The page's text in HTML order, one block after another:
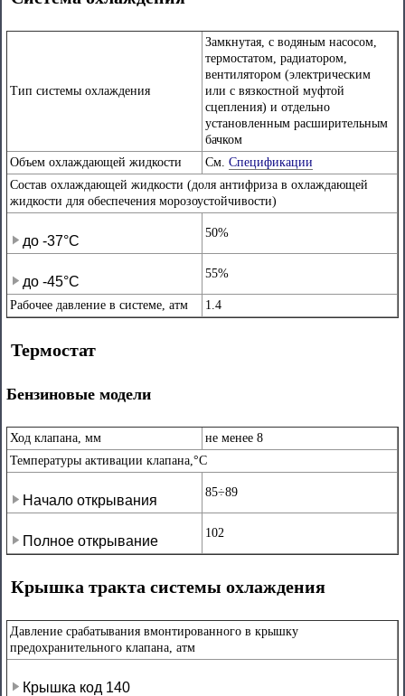
Тип системы охлаждения
Замкнутая, с водяным насосом,
термостатом, радиатором,
вентилятором (электрическим
или с вязкостной муфтой
сцепления) и отдельно
установленным расширительным
бачком
Объем охлаждающей жидкости
См. Спецификации
Состав охлаждающей жидкости (доля антифриза в охлаждающей
жидкости для обеспечения морозоустойчивости)
до -37°С
50%
до -45°С
55%
Рабочее давление в системе, атм 1.4
Термостат
Бензиновые модели
Ход клапана, мм
не менее 8
Температуры активации клапана,°С
Начало открывания
85÷89
Полное открывание
102
Крышка тракта системы охлаждения
Давление срабатывания вмонтированного в крышку
предохранительного клапана, атм
Крышка код 140